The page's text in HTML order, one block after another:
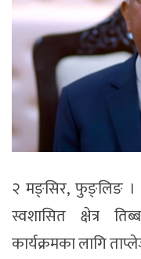
२ मङ्सिर, फुङ्लिङ ।
स्वशासित क्षेत्र
कार्यक्रमका लागि